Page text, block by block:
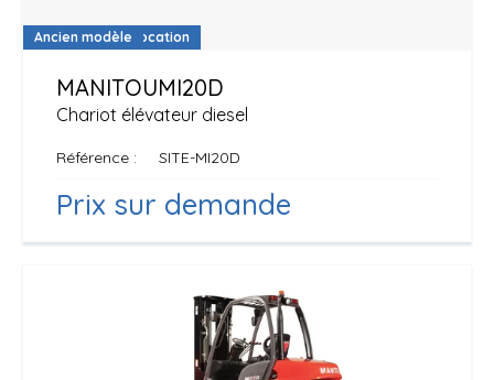
Disponible à la location
Ancien modèle
Chariot élévateur diesel
MANITOUMI20D
Référence SITE-MI20D
Prix sur demande